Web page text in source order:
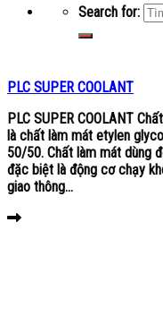
Search for:
PLC SUPER COOLANT
PLC SUPER COOLANT
là chất làm mát etylen
50/50. Chất làm mát dùng
đặc biệt là động cơ chạy
giao thông...